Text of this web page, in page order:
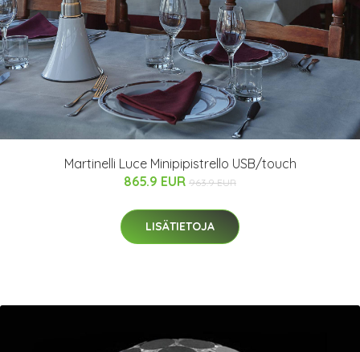
Martinelli Luce Minipipistrello USB/touch
865.9 EUR 963.9 EUR
LISÄTIETOJA